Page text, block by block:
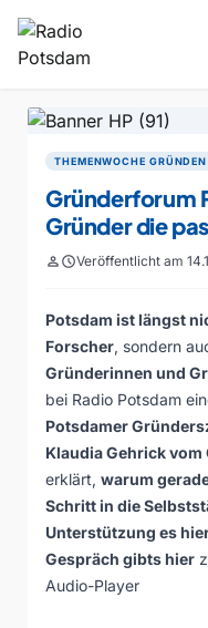
THEMENWOCHE
Gründerforum
Gründer die
personscheduleVeröffentlicht am
Potsdam ist längst
Forscher, sondern
Gründerinnen und
bei Radio Potsdam
Potsdamer
Klaudia Gehrick
erklärt, warum
Schritt in die
Unterstützung es
Gespräch gibts hier
Audio-Player